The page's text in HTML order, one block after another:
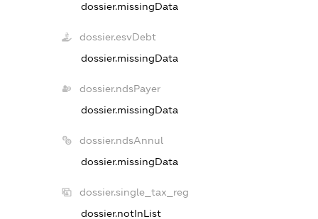
dossier.missingData
dossier.esvDebt
dossier.missingData
dossier.ndsPayer
dossier.missingData
dossier.ndsAnnul
dossier.missingData
dossier.single_tax_reg
dossier.notInList